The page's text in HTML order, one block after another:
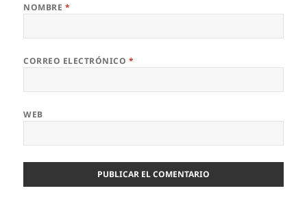
NOMBRE *
CORREO ELECTRÓNICO *
WEB